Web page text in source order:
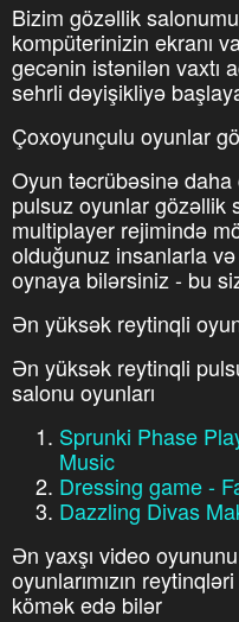
Bizim gözəllik
kompüterinizin ekranı
gecənin istənilən vaxtı
sehrli dəyişikliyə
Çoxoyunçulu oyunlar
Oyun təcrübəsinə
pulsuz oyunlar gözəllik
multiplayer rejimində
olduğunuz insanlarla
oynaya bilərsiniz - bu
Ən yüksək reytinqli
Ən yüksək reytinqli
salonu oyunları
Sprunki Phase
Music
Dressing game -
Dazzling Divas
Ən yaxşı video oyununu
oyunlarımızın
kömək edə bilər